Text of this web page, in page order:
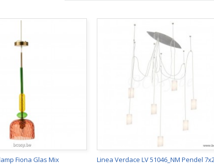
Fiona Glas Mix
Linea Verdace LV 51046_NM Pendel